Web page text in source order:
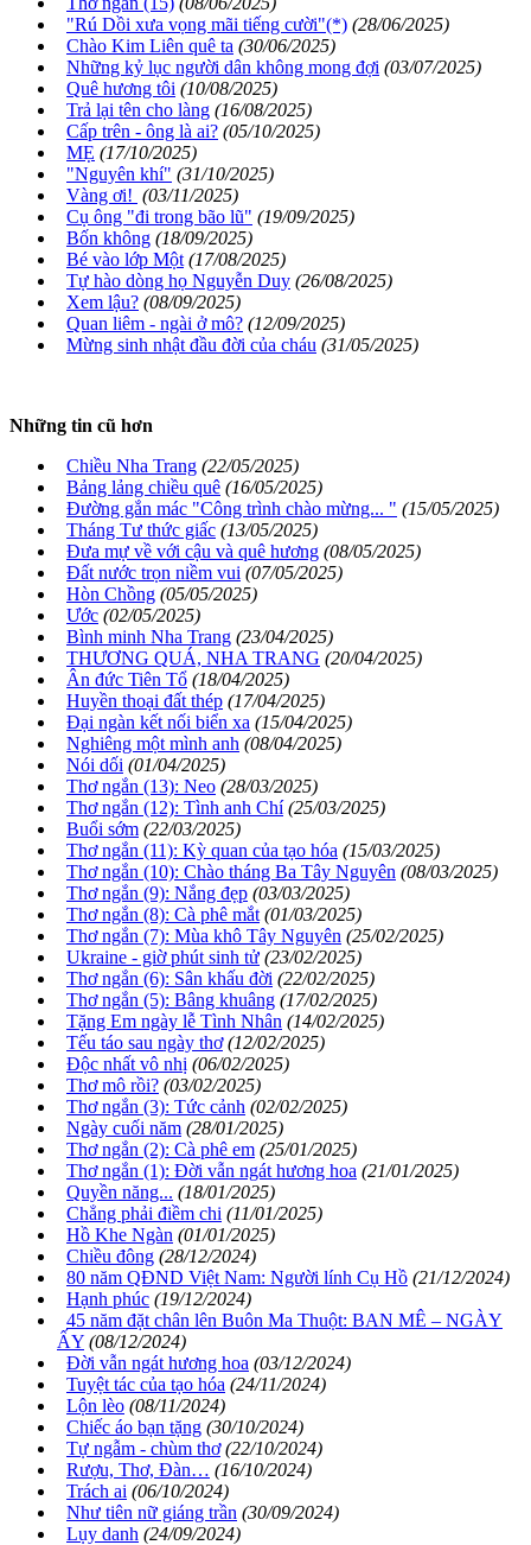
"Rú Dồi xưa vọng mãi tiếng cười"(*) (28/06/2025)
Chào Kim Liên quê ta (30/06/2025)
Những kỷ lục người dân không mong đợi (03/07/2025)
Quê hương tôi (10/08/2025)
Trả lại tên cho làng (16/08/2025)
Cấp trên - ông là ai? (05/10/2025)
MẸ (17/10/2025)
"Nguyên khí" (31/10/2025)
Vàng ơi! (03/11/2025)
Cụ ông "đi trong bão lũ" (19/09/2025)
Bốn không (18/09/2025)
Bé vào lớp Một (17/08/2025)
Tự hào dòng họ Nguyễn Duy (26/08/2025)
Xem lậu? (08/09/2025)
Quan liêm - ngài ở mô? (12/09/2025)
Mừng sinh nhật đầu đời của cháu (31/05/2025)
Những tin cũ hơn
Chiều Nha Trang (22/05/2025)
Bảng lảng chiều quê (16/05/2025)
Đường gắn mác "Công trình chào mừng... " (15/05/2025)
Tháng Tư thức giấc (13/05/2025)
Đưa mự về với cậu và quê hương (08/05/2025)
Đất nước trọn niềm vui (07/05/2025)
Hòn Chồng (05/05/2025)
Ước (02/05/2025)
Bình minh Nha Trang (23/04/2025)
THƯƠNG QUÁ, NHA TRANG (20/04/2025)
Ân đức Tiên Tổ (18/04/2025)
Huyền thoại đất thép (17/04/2025)
Đại ngàn kết nối biển xa (15/04/2025)
Nghiêng một mình anh (08/04/2025)
Nói dối (01/04/2025)
Thơ ngắn (13): Neo (28/03/2025)
Thơ ngắn (12): Tình anh Chí (25/03/2025)
Buổi sớm (22/03/2025)
Thơ ngắn (11): Kỳ quan của tạo hóa (15/03/2025)
Thơ ngắn (10): Chào tháng Ba Tây Nguyên (08/03/2025)
Thơ ngắn (9): Nắng đẹp (03/03/2025)
Thơ ngắn (8): Cà phê mắt (01/03/2025)
Thơ ngắn (7): Mùa khô Tây Nguyên (25/02/2025)
Ukraine - giờ phút sinh tử (23/02/2025)
Thơ ngắn (6): Sân khấu đời (22/02/2025)
Thơ ngắn (5): Bâng khuâng (17/02/2025)
Tặng Em ngày lễ Tình Nhân (14/02/2025)
Tếu táo sau ngày thơ (12/02/2025)
Độc nhất vô nhị (06/02/2025)
Thơ mô rồi? (03/02/2025)
Thơ ngắn (3): Tức cảnh (02/02/2025)
Ngày cuối năm (28/01/2025)
Thơ ngắn (2): Cà phê em (25/01/2025)
Thơ ngắn (1): Đời vẫn ngát hương hoa (21/01/2025)
Quyền năng... (18/01/2025)
Chẳng phải điềm chi (11/01/2025)
Hồ Khe Ngàn (01/01/2025)
Chiều đông (28/12/2024)
80 năm QĐND Việt Nam: Người lính Cụ Hồ (21/12/2024)
Hạnh phúc (19/12/2024)
45 năm đặt chân lên Buôn Ma Thuột: BAN MÊ – NGÀY
ẤY (08/12/2024)
Đời vẫn ngát hương hoa (03/12/2024)
Tuyệt tác của tạo hóa (24/11/2024)
Lộn lèo (08/11/2024)
Chiếc áo bạn tặng (30/10/2024)
Tự ngẫm - chùm thơ (22/10/2024)
Rượu, Thơ, Đàn… (16/10/2024)
Trách ai (06/10/2024)
Như tiên nữ giáng trần (30/09/2024)
Lụy danh (24/09/2024)